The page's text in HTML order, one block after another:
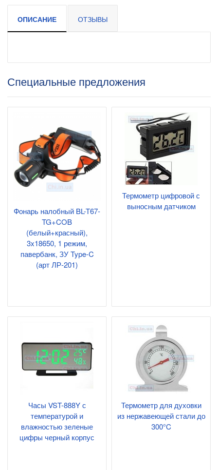
ОПИСАНИЕ ОТЗЫВЫ
Специальные предложения
Фонарь налобный BL-T67-
TG+COB
(белый+красный),
3x18650, 1 режим,
павербанк, ЗУ Type-C
(арт ЛР-201)
Термометр цифровой с
выносным датчиком
Часы VST-888Y с
температурой и
влажностью зеленые
цифры черный корпус
Термометр для духовки
из нержавеющей стали до
300°C